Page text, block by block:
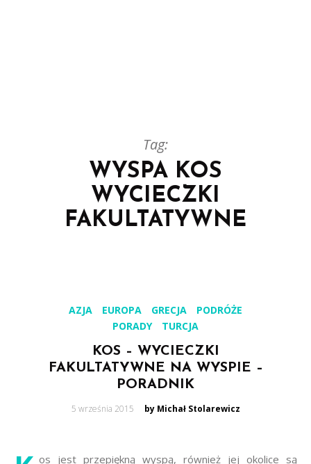
Tag:
WYSPA KOS
WYCIECZKI
FAKULTATYWNE
AZJA EUROPA GRECJA
PODRÓŻE
PORADY
TURCJA
KOS – WYCIECZKI
FAKULTATYWNE NA WYSPIE –
PORADNIK
Posted
5 września 2015 by Michał Stolarewicz
os jest przepiękną wyspą, również jej okolice są